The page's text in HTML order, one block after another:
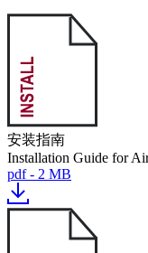
安装指南
Installation Guide for
pdf - 2 MB